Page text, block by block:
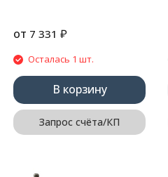
от 7 331 ₽
Осталась 1 шт.
В корзину
Запрос счёта/КП